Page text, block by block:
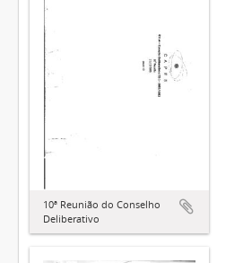
10ª Reunião do Conselho
Deliberativo